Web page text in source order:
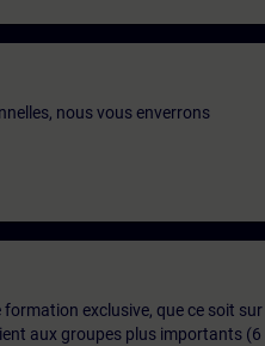
nous vous enverrons
exclusive, que ce soit sur
aux groupes plus importants (6